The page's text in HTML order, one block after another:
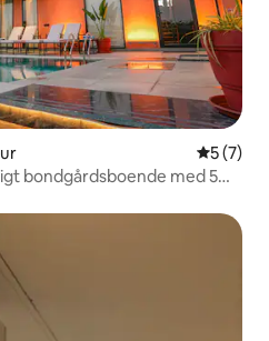
5 av 5 i
5 (7)
bondgårdsboende med 5